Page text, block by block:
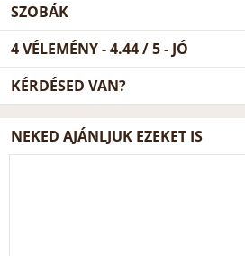
SZOBÁK
4VÉLEMÉNY -4.44/5- JÓ
KÉRDÉSED VAN?
NEKED AJÁNLJUK EZEKET IS